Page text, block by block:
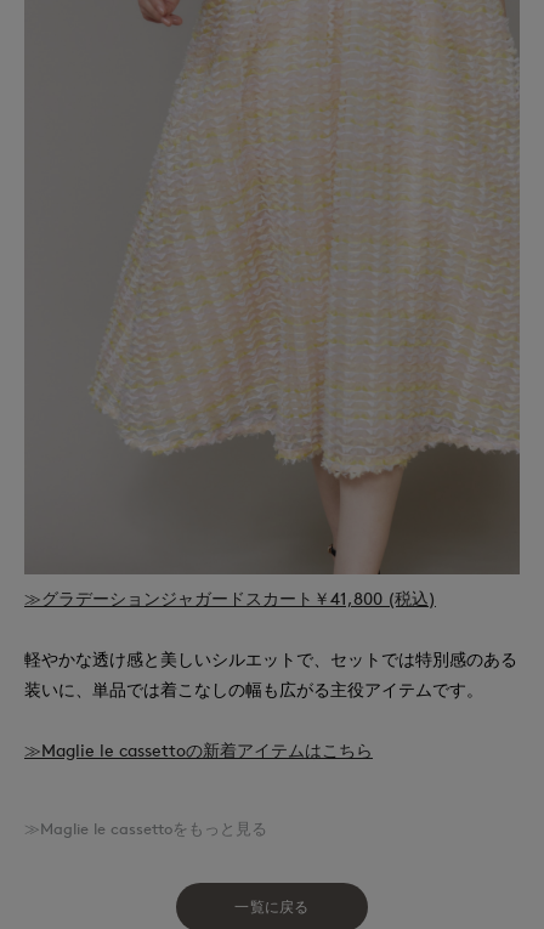
≫グラデーションジャガードスカート￥41,800 (税込)
軽やかな透け感と美しいシルエットで、セットでは特別感のある
装いに、単品では着こなしの幅も広がる主役アイテムです。
≫Maglie le cassettoの新着アイテムはこちら
≫Maglie le cassettoをもっと見る
一覧に戻る